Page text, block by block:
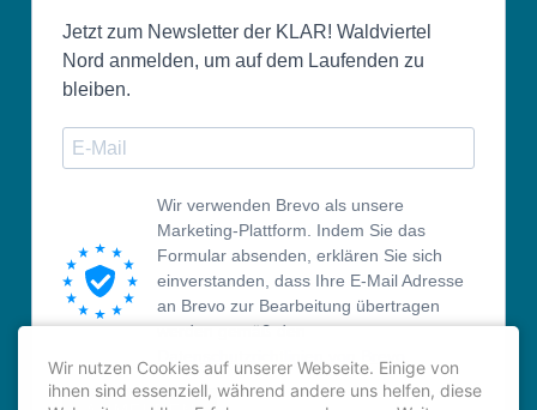
Jetzt zum Newsletter der KLAR! Waldviertel
Nord anmelden, um auf dem Laufenden zu
bleiben.
Wir verwenden Brevo als unsere
Marketing-Plattform. Indem Sie das
Formular absenden, erklären Sie sich
einverstanden, dass Ihre E-Mail Adresse
an Brevo zur Bearbeitung übertragen
werden gemäß den
Wir nutzen Cookies auf unserer Webseite. Einige von
ihnen sind essenziell, während andere uns helfen, diese